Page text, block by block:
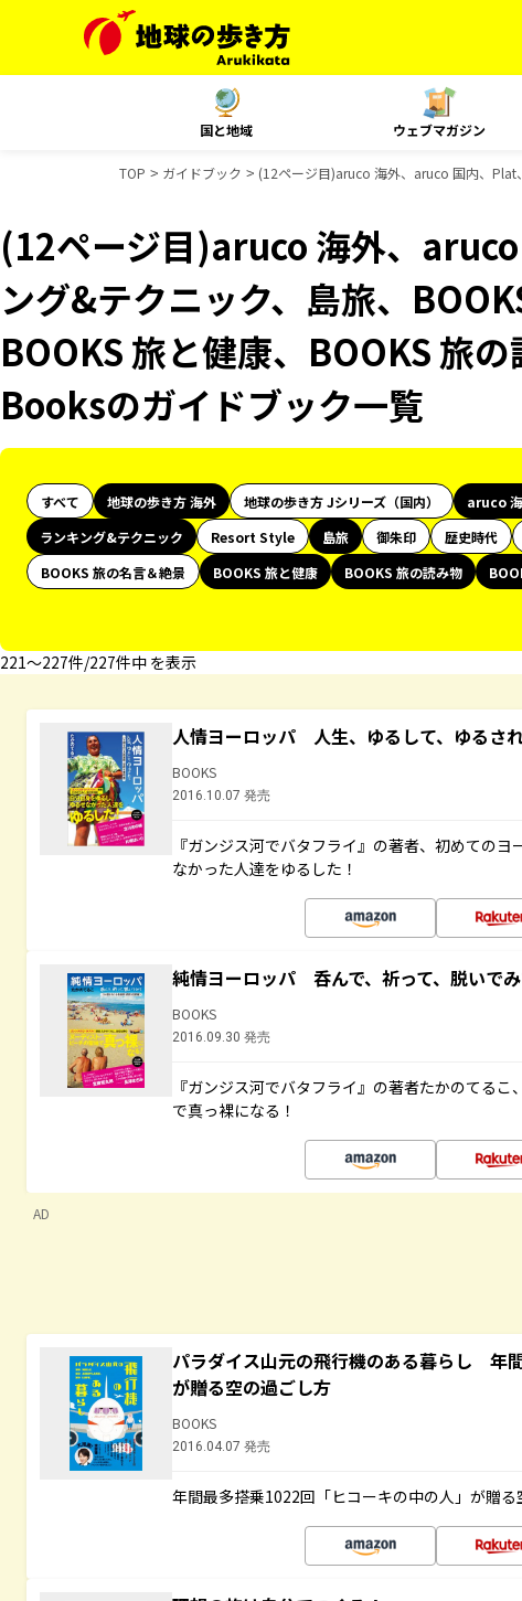
国と地域 ウェブマガジン
TOP ガイドブック (12ページ目)aruco 海外、aruco 国内、Plat
(12ページ目)aruco 海外、
ング&テクニック、島旅、
BOOKS 旅と健康、BOOKS 旅
Booksのガイドブック一覧
すべて 地球の歩き方 海外 地球の歩き方 Jシリーズ（国内） aruco
ランキング&テクニック
Resort Style 島旅 御朱印 歴史時代
BOOKS 旅の名言＆絶景
BOOKS 旅と健康 BOOKS 旅の読み物
221〜227件/227件中 を表示
人情ヨーロッパ 人生、ゆるして、ゆるさ
BOOKS
2016.10.07 発売
『ガンジス河でバタフライ』の著者、初めての
なかった人達をゆるした！
純情ヨーロッパ 呑んで、祈って、脱いで
BOOKS
2016.09.30 発売
『ガンジス河でバタフライ』の著者たかのてる
で真っ裸になる！
AD
パラダイス山元の飛行機のある暮らし 年
が贈る空の過ごし方
BOOKS
2016.04.07 発売
年間最多搭乗1022回「ヒコーキの中の人」が贈る